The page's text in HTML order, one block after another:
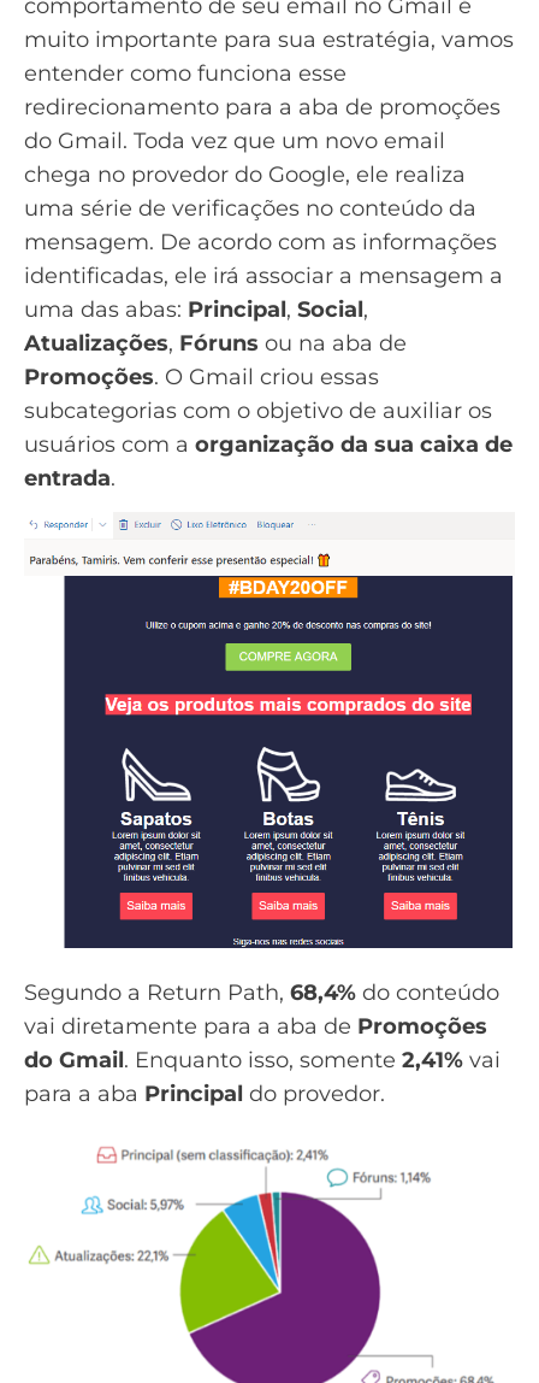
comportamento de seu email no Gmail é
muito importante para sua estratégia, vamos
entender como funciona esse
redirecionamento para a aba de promoções
do Gmail. Toda vez que um novo email
chega no provedor do Google, ele realiza
uma série de verificações no conteúdo da
mensagem. De acordo com as informações
identificadas, ele irá associar a mensagem a
uma das abas: Principal, Social,
Atualizações, Fóruns ou na aba de
Promoções. O Gmail criou essas
subcategorias com o objetivo de auxiliar os
usuários com a organização da sua caixa de
entrada.
Segundo a Return Path, 68,4% do conteúdo
vai diretamente para a aba de Promoções
do Gmail. Enquanto isso, somente 2,41% vai
para a aba Principal do provedor.